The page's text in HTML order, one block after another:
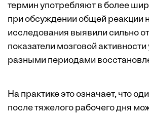
термин употребляют в более
при обсуждении общей реакции
исследования выявили сильно
показатели мозговой
разными периодами
На практике это означает, что
после тяжелого рабочего дня